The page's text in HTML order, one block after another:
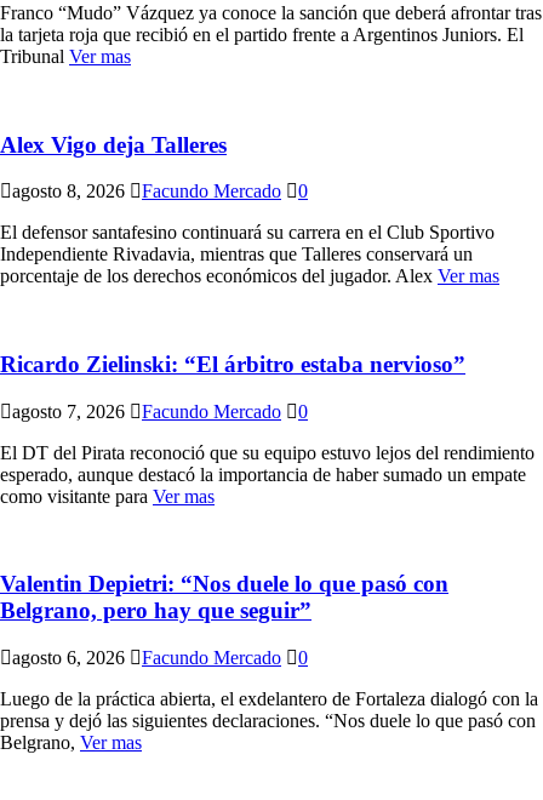
Franco “Mudo” Vázquez ya conoce la sanción que deberá afrontar tras
la tarjeta roja que recibió en el partido frente a Argentinos Juniors. El
Tribunal Ver mas
Alex Vigo deja Talleres
agosto 8, 2026 Facundo Mercado
0
El defensor santafesino continuará su carrera en el Club Sportivo
Independiente Rivadavia, mientras que Talleres conservará un
porcentaje de los derechos económicos del jugador. Alex Ver mas
Ricardo Zielinski: “El árbitro estaba nervioso”
agosto 7, 2026 Facundo Mercado
0
El DT del Pirata reconoció que su equipo estuvo lejos del rendimiento
esperado, aunque destacó la importancia de haber sumado un empate
como visitante para Ver mas
Valentin Depietri: “Nos duele lo que pasó con
Belgrano, pero hay que seguir”
agosto 6, 2026 Facundo Mercado
0
Luego de la práctica abierta, el exdelantero de Fortaleza dialogó con la
prensa y dejó las siguientes declaraciones. “Nos duele lo que pasó con
Belgrano, Ver mas